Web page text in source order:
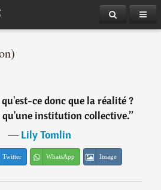
ce donc que la réalité ?
qu'une institution collective.”
―Lily Tomlin
Twitter WhatsApp Image